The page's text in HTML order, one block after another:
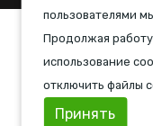
пользователями
Продолжая
использование
отключить файлы
Принять